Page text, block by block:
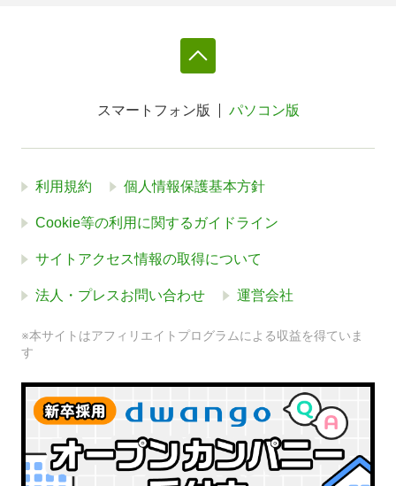
スマートフォン版 パソコン版
利用規約 個人情報保護基本方針
Cookie等の利用に関するガイドライン
サイトアクセス情報の取得について
法人・プレスお問い合わせ 運営会社
※本サイトはアフィリエイトプログラムによる収益を得ていま
す